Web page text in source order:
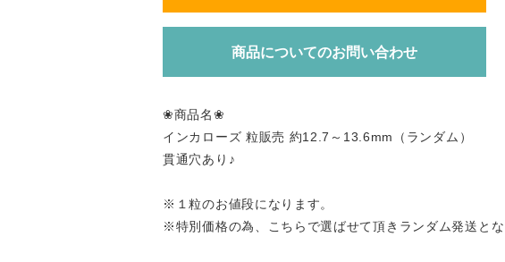
商品についてのお問い合わせ
❀商品名❀
インカローズ 粒販売 約12.7～13.6mm（ランダム）
貫通穴あり♪
※１粒のお値段になります。
※特別価格の為、こちらで選ばせて頂きランダム発送とな